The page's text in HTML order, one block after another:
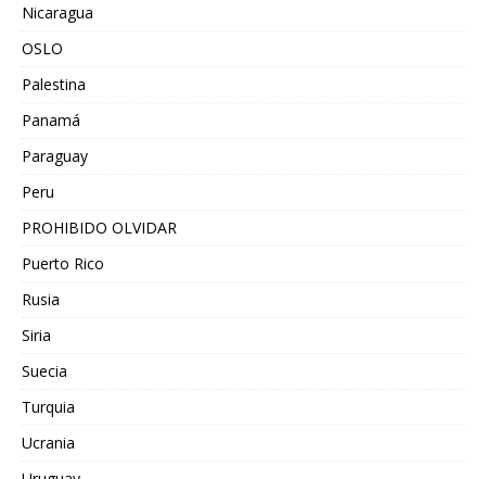
Nicaragua
OSLO
Palestina
Panamá
Paraguay
Peru
PROHIBIDO OLVIDAR
Puerto Rico
Rusia
Siria
Suecia
Turquia
Ucrania